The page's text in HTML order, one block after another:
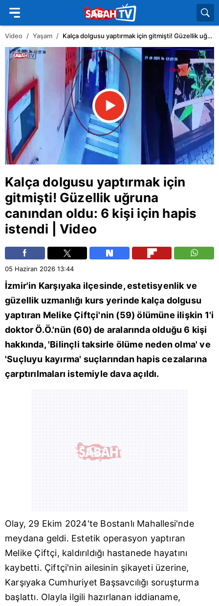
Video Yaşam Kalça dolgusu yaptırmak için gitmişti! Güzellik uğruna canından oldu: 6 kişi için hapis istendi | Video
Kalça dolgusu yaptırmak için
gitmişti! Güzellik uğruna
canından oldu: 6 kişi için hapis
istendi | Video
05 Haziran 2026 13:44
İzmir'in Karşıyaka ilçesinde, estetisyenlik ve
güzellik uzmanlığı kurs yerinde kalça dolgusu
yaptıran Melike Çiftçi'nin (59) ölümüne ilişkin 1'i
doktor Ö.Ö.'nün (60) de aralarında olduğu 6 kişi
hakkında, 'Bilinçli taksirle ölüme neden olma' ve
'Suçluyu kayırma' suçlarından hapis cezalarına
çarptırılmaları istemiyle dava açıldı.
Olay, 29 Ekim 2024'te Bostanlı Mahallesi'nde
meydana geldi. Estetik operasyon yaptıran
Melike Çiftçi, kaldırıldığı hastanede hayatını
kaybetti. Çiftçi'nin ailesinin şikayeti üzerine,
Karşıyaka Cumhuriyet Başsavcılığı soruşturma
başlattı. Olayla ilgili hazırlanan iddianame,